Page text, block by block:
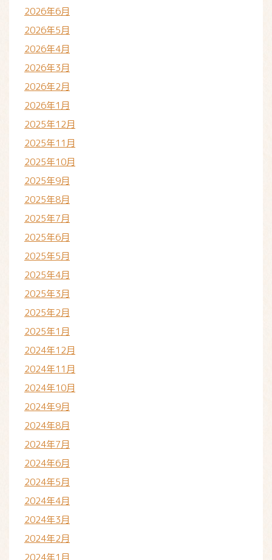
2026年6月
2026年5月
2026年4月
2026年3月
2026年2月
2026年1月
2025年12月
2025年11月
2025年10月
2025年9月
2025年8月
2025年7月
2025年6月
2025年5月
2025年4月
2025年3月
2025年2月
2025年1月
2024年12月
2024年11月
2024年10月
2024年9月
2024年8月
2024年7月
2024年6月
2024年5月
2024年4月
2024年3月
2024年2月